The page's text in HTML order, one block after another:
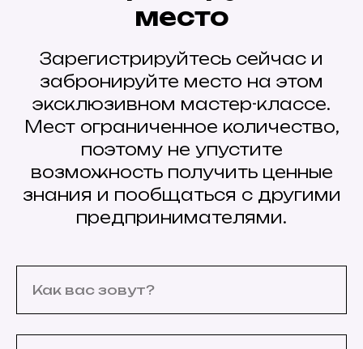
место
Зарегистрируйтесь сейчас и
забронируйте место на этом
эксклюзивном мастер-классе.
Мест ограниченное количество,
поэтому не упустите
возможность получить ценные
знания и пообщаться с другими
предпринимателями.
Как вас зовут?